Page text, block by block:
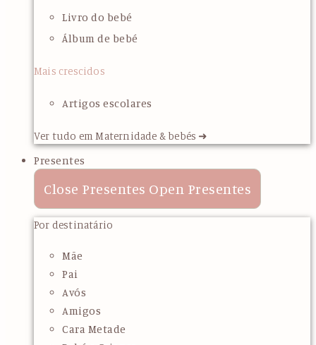
Livro do bebé
Álbum de bebé
Mais crescidos
Artigos escolares
Ver tudo em Maternidade & bebés ➜
Presentes
Close Presentes Open Presentes
Por destinatário
Mãe
Pai
Avós
Amigos
Cara Metade